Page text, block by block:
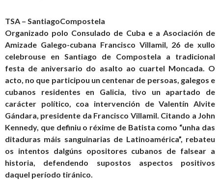
TSA – SantiagoCompostela
Organizado polo Consulado de Cuba e a Asociación de
Amizade Galego-cubana Francisco Villamil, 26 de xullo
celebrouse en Santiago de Compostela a tradicional
festa de aniversario do asalto ao cuartel Moncada. O
acto, no que participou un centenar de persoas, galegos e
cubanos residentes en Galicia, tivo un apartado de
carácter político, coa intervención de Valentín Alvite
Gándara, presidente da Francisco Villamil. Citando a John
Kennedy, que definiu o réxime de Batista como “unha das
ditaduras máis sanguinarias de Latinoamérica”, rebateu
os intentos dalgúns opositores cubanos de falsear a
historia, defendendo supostos aspectos positivos
daquel período tiránico.